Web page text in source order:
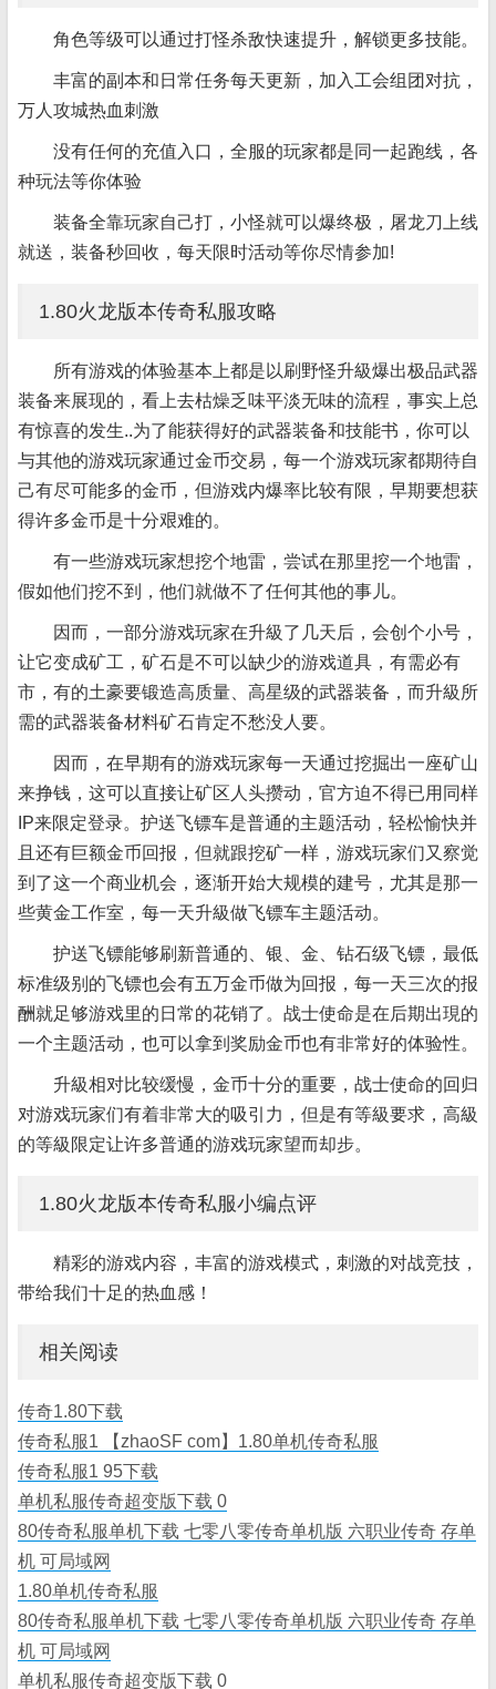
角色等级可以通过打怪杀敌快速提升，解锁更多技能。
丰富的副本和日常任务每天更新，加入工会组团对抗，
万人攻城热血刺激
没有任何的充值入口，全服的玩家都是同一起跑线，各
种玩法等你体验
装备全靠玩家自己打，小怪就可以爆终极，屠龙刀上线
就送，装备秒回收，每天限时活动等你尽情参加!
1.80火龙版本传奇私服攻略
所有游戏的体验基本上都是以刷野怪升級爆出极品武器
装备来展现的，看上去枯燥乏味平淡无味的流程，事实上总
有惊喜的发生..为了能获得好的武器装备和技能书，你可以
与其他的游戏玩家通过金币交易，每一个游戏玩家都期待自
己有尽可能多的金币，但游戏内爆率比较有限，早期要想获
得许多金币是十分艰难的。
有一些游戏玩家想挖个地雷，尝试在那里挖一个地雷，
假如他们挖不到，他们就做不了任何其他的事儿。
因而，一部分游戏玩家在升級了几天后，会创个小号，
让它变成矿工，矿石是不可以缺少的游戏道具，有需必有
市，有的土豪要锻造高质量、高星级的武器装备，而升級所
需的武器装备材料矿石肯定不愁没人要。
因而，在早期有的游戏玩家每一天通过挖掘出一座矿山
来挣钱，这可以直接让矿区人头攒动，官方迫不得已用同样
IP来限定登录。护送飞镖车是普通的主题活动，轻松愉快并
且还有巨额金币回报，但就跟挖矿一样，游戏玩家们又察觉
到了这一个商业机会，逐渐开始大规模的建号，尤其是那一
些黄金工作室，每一天升級做飞镖车主题活动。
护送飞镖能够刷新普通的、银、金、钻石级飞镖，最低
标准级别的飞镖也会有五万金币做为回报，每一天三次的报
酬就足够游戏里的日常的花销了。战士使命是在后期出現的
一个主题活动，也可以拿到奖励金币也有非常好的体验性。
升級相对比较缓慢，金币十分的重要，战士使命的回归
对游戏玩家们有着非常大的吸引力，但是有等級要求，高級
的等級限定让许多普通的游戏玩家望而却步。
1.80火龙版本传奇私服小编点评
精彩的游戏内容，丰富的游戏模式，刺激的对战竞技，
带给我们十足的热血感！
相关阅读
传奇1.80下载
传奇私服1 【zhaoSF com】1.80单机传奇私服
传奇私服1 95下载
单机私服传奇超变版下载 0
80传奇私服单机下载 七零八零传奇单机版 六职业传奇 存单
机 可局域网
1.80单机传奇私服
80传奇私服单机下载 七零八零传奇单机版 六职业传奇 存单
机 可局域网
单机私服传奇超变版下载 0